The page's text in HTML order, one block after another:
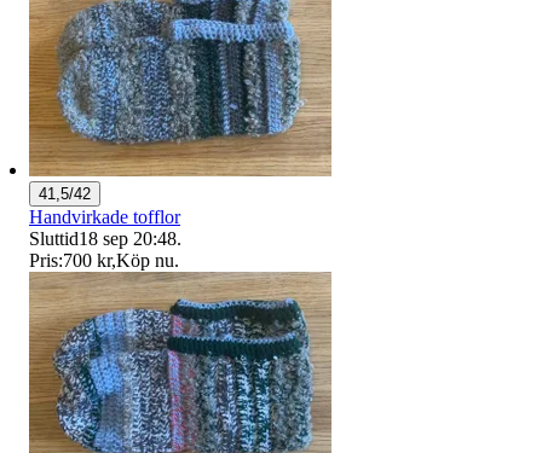
41,5/42
Handvirkade tofflor
Sluttid18 sep 20:48.
Pris:700 kr,Köp nu.